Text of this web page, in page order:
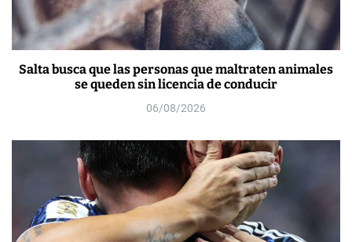
Salta busca que las personas que maltraten animales
se queden sin licencia de conducir
06/08/2026